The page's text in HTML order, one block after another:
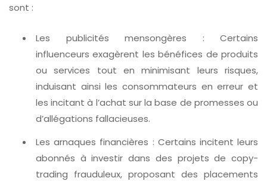
sont :
Les publicités mensongères : Certains
influenceurs exagèrent les bénéfices de produits
ou services tout en minimisant leurs risques,
induisant ainsi les consommateurs en erreur et
les incitant à l’achat sur la base de promesses ou
d’allégations fallacieuses.
Les arnaques financières : Certains incitent leurs
abonnés à investir dans des projets de copy-
trading frauduleux, proposant des placements